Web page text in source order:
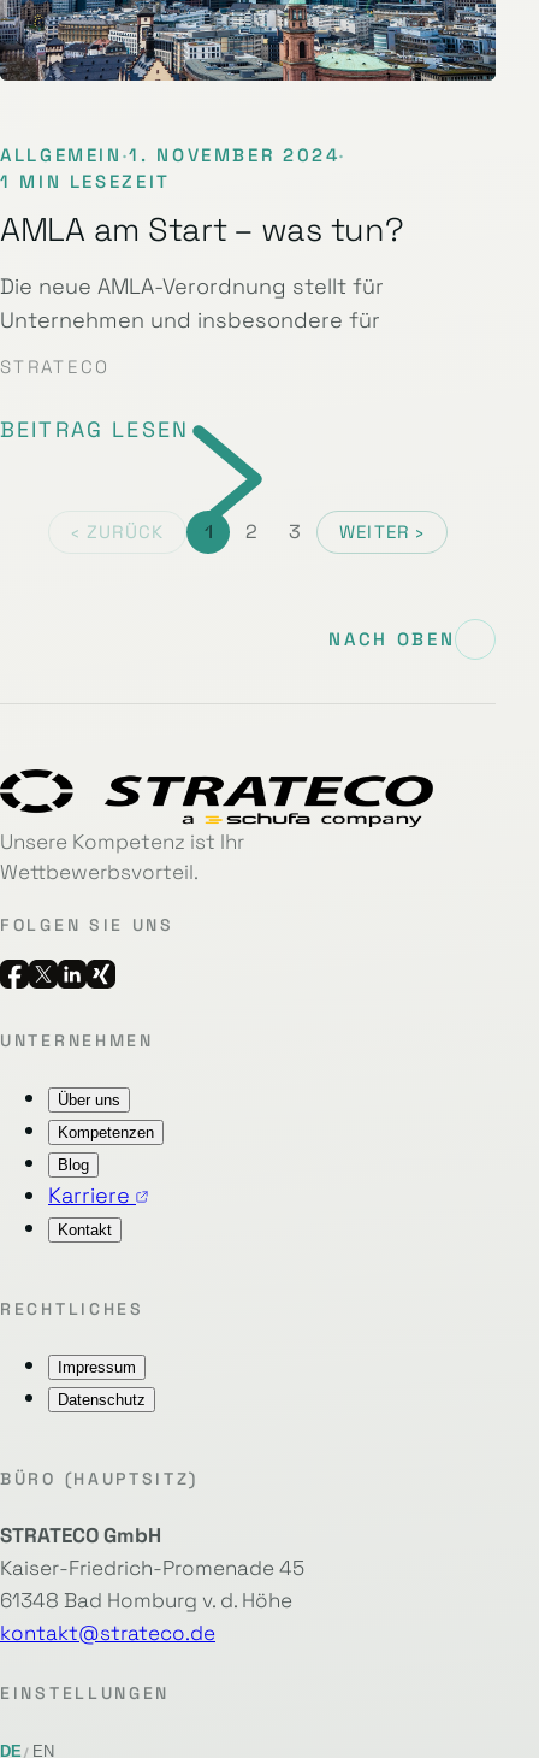
ALLGEMEIN ·1. NOVEMBER 2024·
1 MIN LESEZEIT
AMLA am Start – was tun?
Die neue AMLA-Verordnung stellt für
Unternehmen und insbesondere für
STRATECO
BEITRAG LESEN
‹ ZURÜCK 1 2 3 WEITER ›
NACH OBEN
Unsere Kompetenz ist Ihr
Wettbewerbsvorteil.
FOLGEN SIE UNS
UNTERNEHMEN
Über uns
Kompetenzen
Blog
Karriere
Kontakt
RECHTLICHES
Impressum
Datenschutz
BÜRO (HAUPTSITZ)
STRATECO GmbH
Kaiser-Friedrich-Promenade 45
61348 Bad Homburg v. d. Höhe
kontakt@strateco.de
EINSTELLUNGEN
DE EN